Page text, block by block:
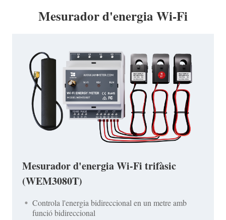
Mesurador d'energia Wi-Fi
Mesurador d'energia Wi-Fi trifàsic
(WEM3080T)
Controla l'energia bidireccional en un metre amb
funció bidireccional